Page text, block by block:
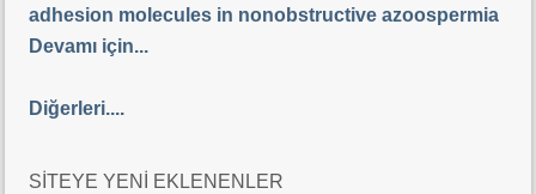
adhesion molecules in nonobstructive azoospermia
Devamı için...
Diğerleri....
SİTEYE YENİ EKLENENLER